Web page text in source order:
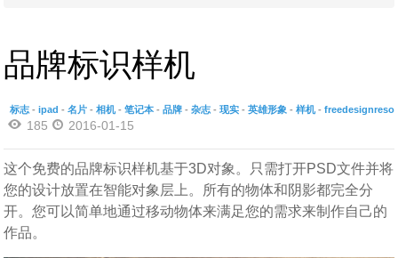
品牌标识样机
标志- ipad - 名片- 相机- 笔记本- 品牌- 杂志- 现实- 英雄形象 - 样机-
185 2016-01-15
这个免费的品牌标识样机基于3D对象。只需打开PSD文件并将
您的设计放置在智能对象层上。所有的物体和阴影都完全分
开。您可以简单地通过移动物体来满足您的需求来制作自己的
作品。